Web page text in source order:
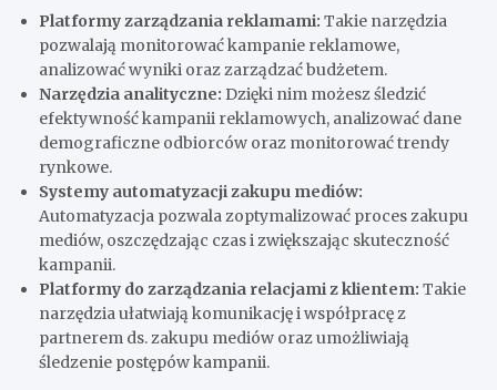
Platformy zarządzania reklamami: Takie narzędzia
pozwalają monitorować kampanie reklamowe,
analizować wyniki oraz zarządzać budżetem.
Narzędzia analityczne: Dzięki nim możesz śledzić
efektywność kampanii reklamowych, analizować dane
demograficzne odbiorców oraz monitorować trendy
rynkowe.
Systemy automatyzacji zakupu mediów:
Automatyzacja pozwala zoptymalizować proces zakupu
mediów, oszczędzając czas i zwiększając skuteczność
kampanii.
Platformy do zarządzania relacjami z klientem: Takie
narzędzia ułatwiają komunikację i współpracę z
partnerem ds. zakupu mediów oraz umożliwiają
śledzenie postępów kampanii.